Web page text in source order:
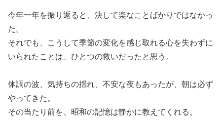
今年一年を振り返ると、決して楽なことばかりではなかっ
た。
それでも、こうして季節の変化を感じ取れる心を失わずに
いられたことは、ひとつの救いだったと思う。
体調の波、気持ちの揺れ、不安な夜もあったが、朝は必ず
やってきた。
その当たり前を、昭和の記憶は静かに教えてくれる。